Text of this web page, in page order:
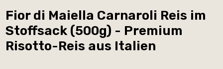
Fior di Maiella Carnaroli Reis im
Stoffsack (500g) - Premium
Risotto-Reis aus Italien